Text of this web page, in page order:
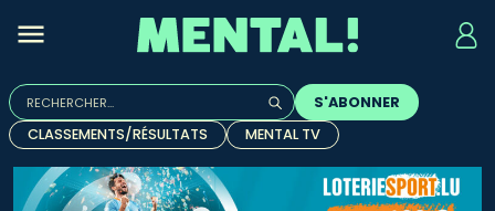
Rechercher :
Quand les résultats de l'auto-complétion sont
S'ABONNER
CLASSEMENTS/RÉSULTATS
MENTAL TV